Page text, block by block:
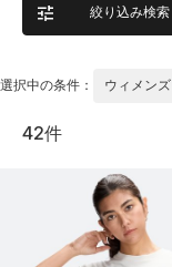
絞り込み検索
選択中の条件： ウィメンズ
42件